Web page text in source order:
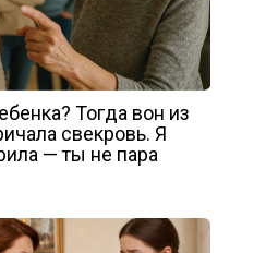
Тогда вон из
свекровь. Я
— ты не пара